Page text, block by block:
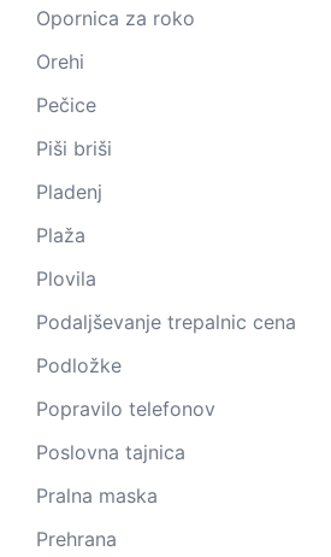
Opornica za roko
Orehi
Pečice
Piši briši
Pladenj
Plaža
Plovila
Podaljševanje trepalnic cena
Podložke
Popravilo telefonov
Poslovna tajnica
Pralna maska
Prehrana